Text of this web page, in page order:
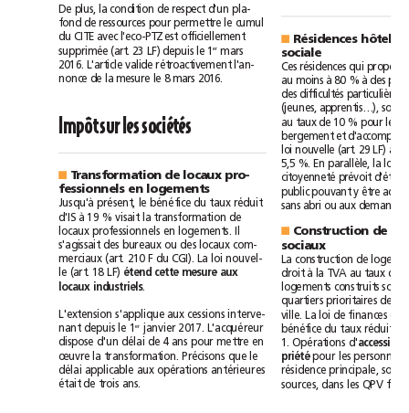
De plus, la condition de respect d'un pla-
fond de ressources pour permettre le
du CITE avec l'eco-PTZ est
officiellement
supprimée
(art. 23 LF) depuis le 1 er
mars
2016.
L'article valide rétroactivement
l'an-
nonce
de la mesure le 8mars 2016.
Impôt sur les sociétés
Transformation de locaux pro-
fessionnels en logements
Jusqu'à présent, le bénéfice du taux
réduit
d'IS à 19 % visait la transformation
de
locaux
professionnels en logements.
s'agissait des bureaux ou des locaux
com-
merciaux
(art. 210 F du CGI). La loi
nouvel-
le
(art. 18 LF) étend cette mesure
aux
locaux
industriels.
L'extension s'applique aux cessions
interve-
nant
depuis le 1 er janvier 2017.
L'acquéreur
dispose
d'un délai de 4 ans pour mettre
en
œuvre la transformation. Précisons que le
délai applicable aux opérations
antérieures
était
de trois ans.
■
Résidences
sociale
Ces résidences qui
au moins à 80 % à
des
des
difficultés
(jeunes,
apprentis…),
au
taux de 10 % pour
bergement
et
loi nouvelle (art. 29 LF)
5,5 %. En parallèle, la
citoyenneté
prévoit
public
pouvanty
être
sans
abri ou aux
Construction
de
sociaux
La construction
de
droità la TVA au taux
logements
construits
quartiers
prioritaires de
ville.
La loi de finances
bénéfice
du taux
réduit
1.
Opérations d'
priété pour les
résidence
principale,
sources,
dans les QPV